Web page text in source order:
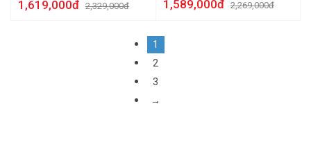
1,619,000đ 2,329,000đ 1,589,000đ 2,269,000đ
1
2
3
→